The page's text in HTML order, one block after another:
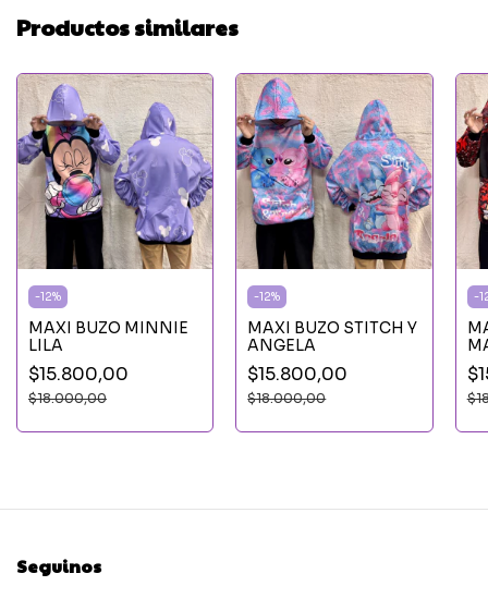
Productos similares
-12%
MAXI BUZO MINNIE
LILA
$15.800,00
$18.000,00
-12%
MAXI BUZO STITCH Y
ANGELA
$15.800,00
$18.000,00
-
Seguinos